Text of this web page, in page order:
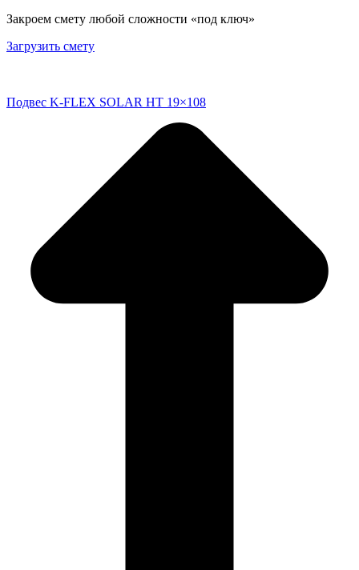
Закроем смету любой сложности «под ключ»
Загрузить смету
Подвес K-FLEX SOLAR HT 19×108